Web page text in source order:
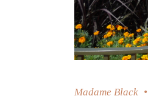
Madame Black